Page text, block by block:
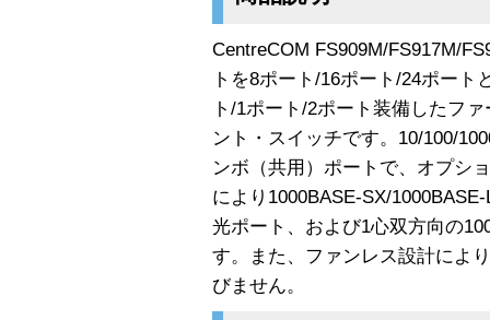
CentreCOM FS909M/FS917M/
トを8ポート/16ポート/24ポート
ト/1ポート/2ポート装備したフ
ント・スイッチです。10/100/
ンボ（共用）ポートで、オプシ
により1000BASE-SX/
光ポート、および1心双方向の
す。また、ファンレス設計によ
びません。